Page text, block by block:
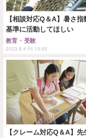
【相談対応Q＆A】暑さ指
基準に活動してほしい
教育・受験
2023.8.4 Fri 19:45
【クレーム対応Q＆A】先